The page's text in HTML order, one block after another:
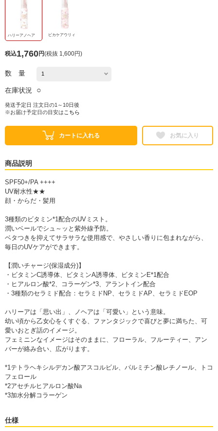
ハリーアノヘア ピカケアウリィ
税込1,760円(税抜 1,600円)
数 量
在庫状況 ○
発送予定日 注文日の1～10日後
※お届け予定日の目安は こちら
カートに入れる お気に入り
商品説明
SPF50+/PA ++++
UV耐水性★★
顔・からだ・髪用
3種類のビタミン*1配合のUVミスト。
潤いベールでシュ～ッと紫外線予防。
ベタつきを抑えてサラサラな使用感で、やさしい香りに包まれながら、
毎日のUVケアができます。
【潤いチャージ(保湿成分)】
・ビタミンC誘導体、ビタミンA誘導体、ビタミンE*1配合
・ヒアルロン酸*2、コラーゲン*3、アラントイン配合
・3種類のセラミド配合：セラミドNP、セラミドAP、セラミドEOP
ハリーアは「思い出」、ノヘアは「可愛い」という意味。
幼い頃から乙女心をくすぐる、ファンタジックで喜びと夢に満ちた、可
愛いおとぎ話のイメージ。
フェミニンなイメージはそのままに、フローラル、フルーティー、アン
バーが絡み合い、広がります。
*1テトラヘキシルデカン酸アスコルビル、パルミチン酸レチノール、トコ
フェロール
*2アセチルヒアルロン酸Na
*3加水分解コラーゲン
仕様